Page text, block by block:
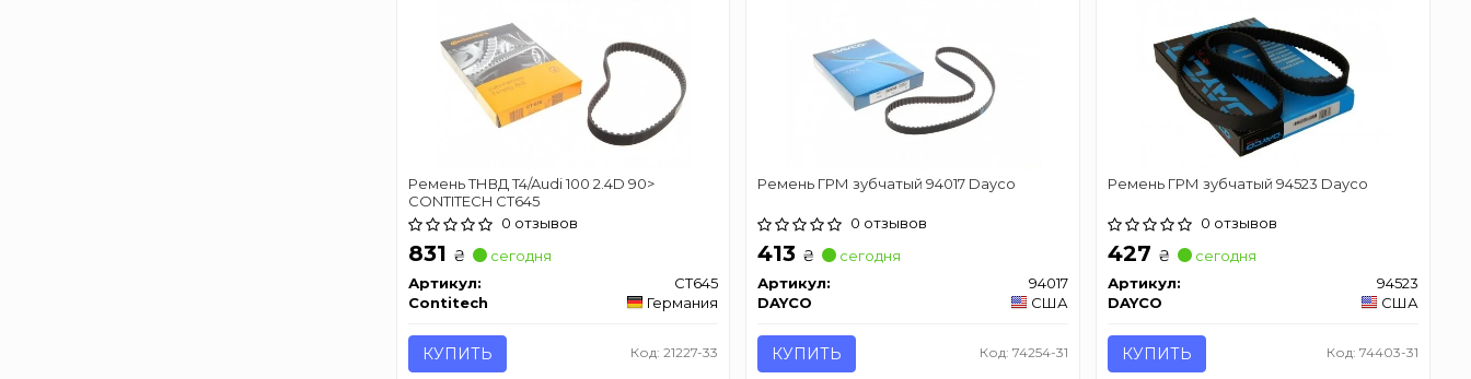
Ремень ТНВД T4/Audi 100 2.4D 90>
CONTITECH CT645
0 отзывов
831 ₴
сегодня
Артикул:
CT645
Contitech
Германия
КУПИТЬ Код: 21227-33
Ремень ГРМ зубчатый 94017 Dayco
0 отзывов
413 ₴
сегодня
Артикул:
94017
DAYCO
США
КУПИТЬ Код: 74254-31
Ремень ГРМ зубчатый 94523 Dayco
0 отзывов
427 ₴
сегодня
Артикул:
94523
DAYCO
США
КУПИТЬ Код: 74403-31